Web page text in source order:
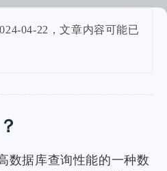
04-22，文章内容可能已
数据库查询性能的一种数